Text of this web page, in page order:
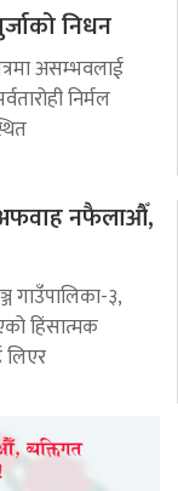
निधन
असम्भवलाई
निर्मल
अफवाह नफैलाऔँ,
गाउँपालिका-३,
हिंसात्मक
लिएर